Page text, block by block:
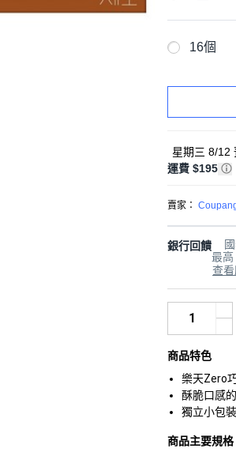
16個
星期三 8/12
運費 $195
賣家：
銀行回饋
最高
查
商品特色
樂天Zero
酥脆口感
獨立小包
商品主要規格